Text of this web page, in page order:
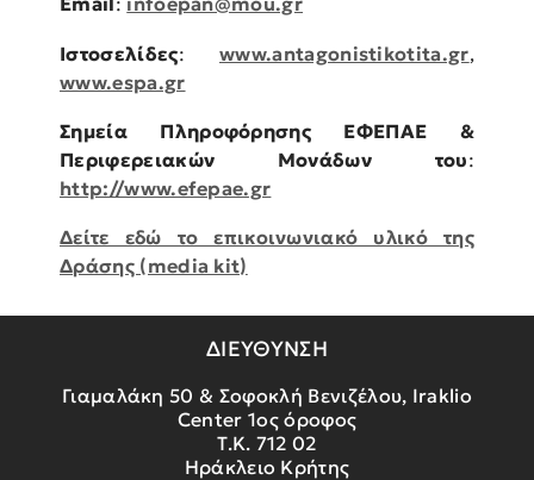
Ιστοσελίδες: www.antagonistikotita.gr,
www.espa.gr
Σημεία Πληροφόρησης ΕΦΕΠΑΕ &
Περιφερειακών Μονάδων του:
http://www.efepae.gr
Δείτε εδώ το επικοινωνιακό υλικό της
Δράσης (media kit)
ΔΙΕΥΘΥΝΣΗ
Γιαμαλάκη 50 & Σοφοκλή Βενιζέλου, Iraklio
Center 1ος όροφος
Τ.Κ. 712 02
Ηράκλειο Κρήτης